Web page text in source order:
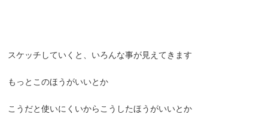
スケッチしていくと、いろんな事が見えてきます
もっとこのほうがいいとか
こうだと使いにくいからこうしたほうがいいとか